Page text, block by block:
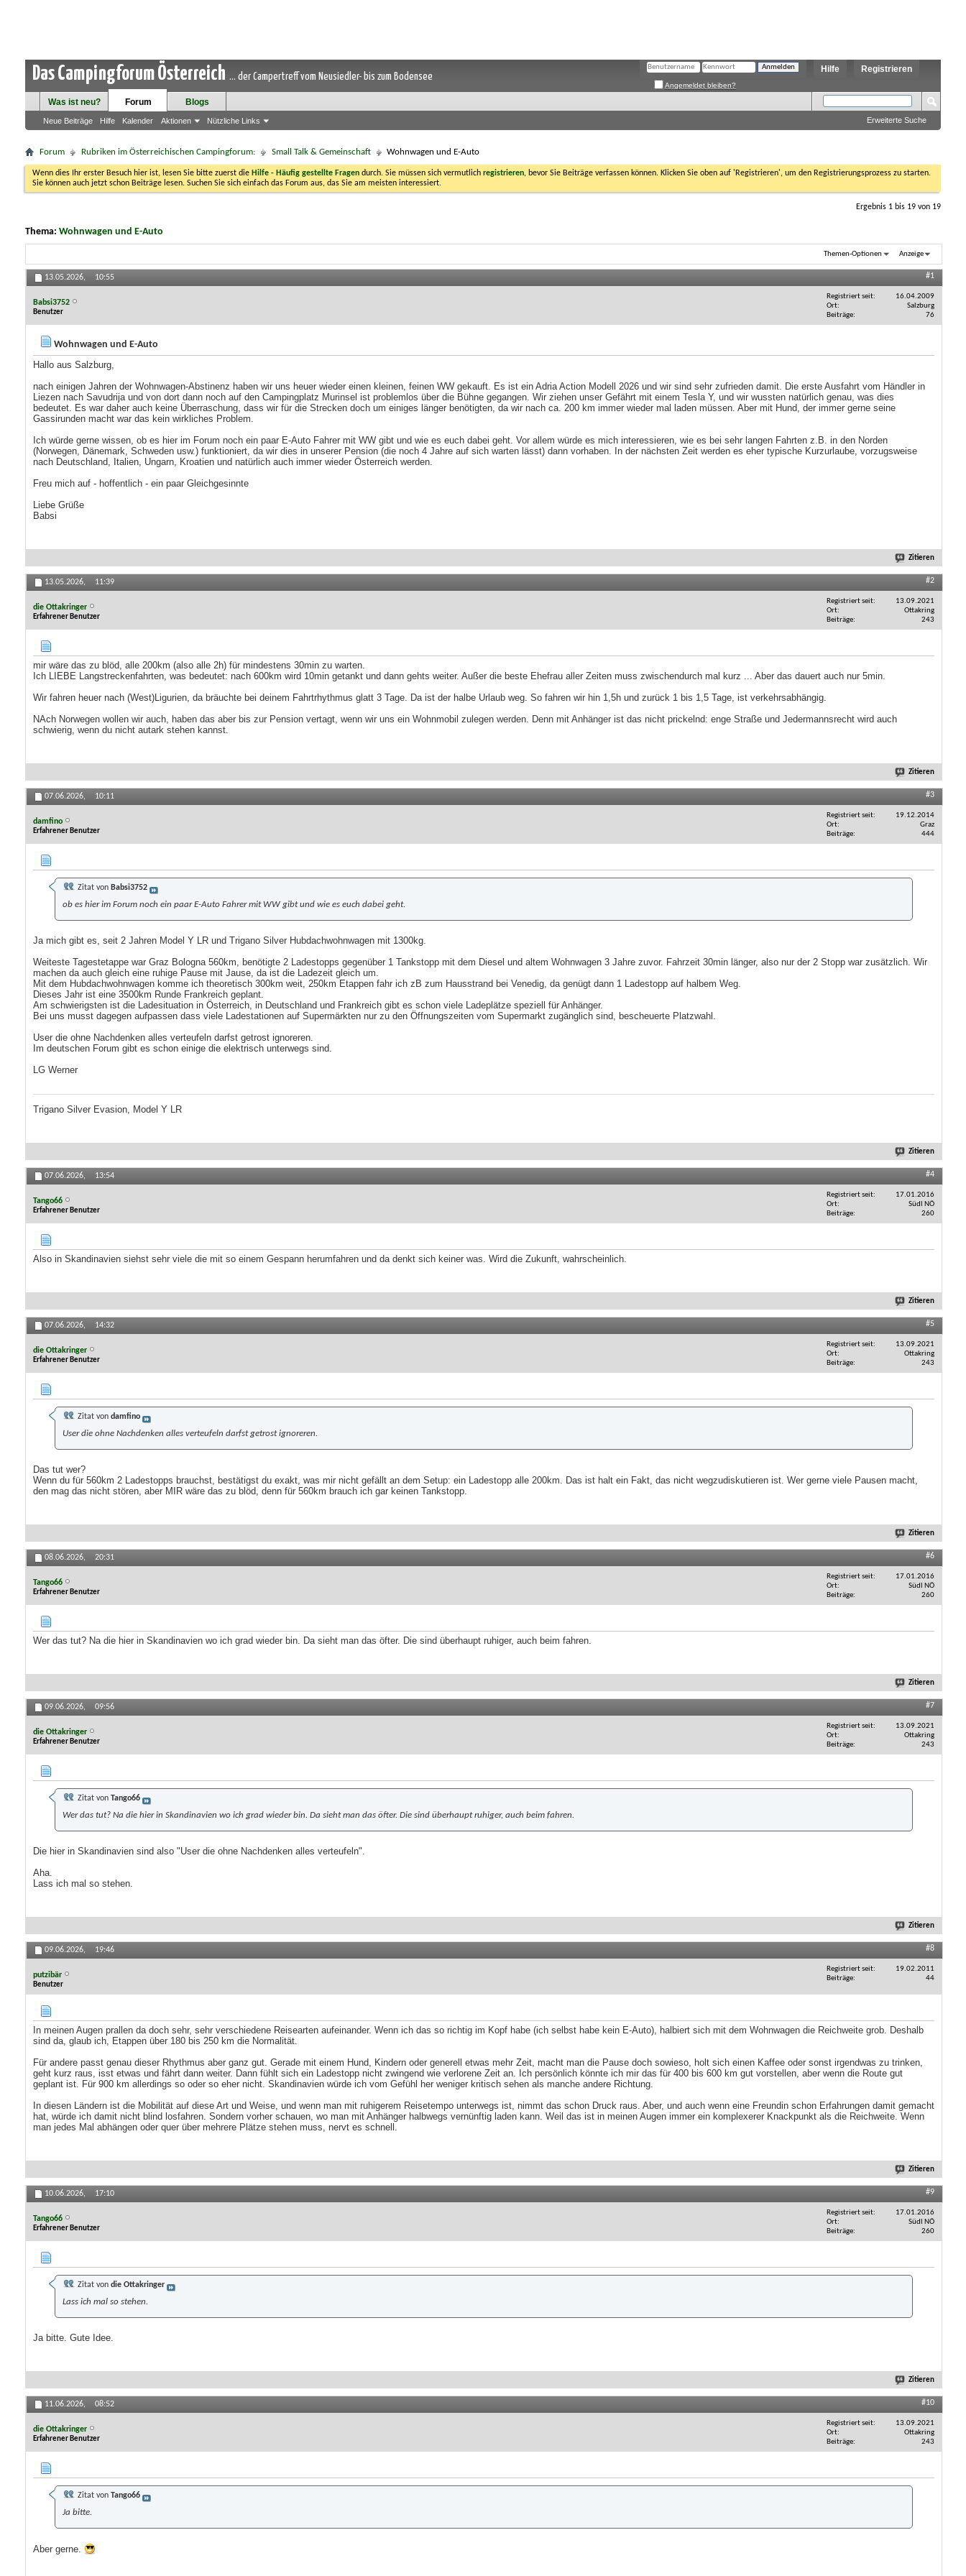
Das Campingforum Österreich ... der Campertreff vom Neusiedler- bis zum Bodensee
Registrieren
Hilfe
Angemeldet bleiben?
Was ist neu? Forum
Neue Beiträge Hilfe Kalender Aktionen Nützliche Links
Blogs
Erweiterte Suche
Forum Rubriken im Österreichischen Campingforum: Small Talk & Gemeinschaft Wohnwagen und E-Auto
Wenn dies Ihr erster Besuch hier ist, lesen Sie bitte zuerst die Hilfe - Häufig gestellte Fragen durch. Sie müssen sich vermutlich registrieren, bevor Sie Beiträge verfassen können. Klicken Sie oben auf 'Registrieren', um den Registrierungsprozess zu starten.
Sie können auch jetzt schon Beiträge lesen. Suchen Sie sich einfach das Forum aus, das Sie am meisten interessiert.
Ergebnis 1 bis 19 von 19
Thema: Wohnwagen und E-Auto
Themen-Optionen Anzeige
13.05.2026, 10:55 #1
Babsi3752
Benutzer
Registriert seit
16.04.2009
Ort
Salzburg
Beiträge
76
Wohnwagen und E-Auto
Hallo aus Salzburg,
nach einigen Jahren der Wohnwagen-Abstinenz haben wir uns heuer wieder einen kleinen, feinen WW gekauft. Es ist ein Adria Action Modell 2026 und wir sind sehr zufrieden damit. Die erste Ausfahrt vom Händler in
Liezen nach Savudrija und von dort dann noch auf den Campingplatz Murinsel ist problemlos über die Bühne gegangen. Wir ziehen unser Gefährt mit einem Tesla Y, und wir wussten natürlich genau, was dies
bedeutet. Es war daher auch keine Überraschung, dass wir für die Strecken doch um einiges länger benötigten, da wir nach ca. 200 km immer wieder mal laden müssen. Aber mit Hund, der immer gerne seine
Gassirunden macht war das kein wirkliches Problem.
Ich würde gerne wissen, ob es hier im Forum noch ein paar E-Auto Fahrer mit WW gibt und wie es euch dabei geht. Vor allem würde es mich interessieren, wie es bei sehr langen Fahrten z.B. in den Norden
(Norwegen, Dänemark, Schweden usw.) funktioniert, da wir dies in unserer Pension (die noch 4 Jahre auf sich warten lässt) dann vorhaben. In der nächsten Zeit werden es eher typische Kurzurlaube, vorzugsweise
nach Deutschland, Italien, Ungarn, Kroatien und natürlich auch immer wieder Österreich werden.
Freu mich auf - hoffentlich - ein paar Gleichgesinnte
Liebe Grüße
Babsi
Zitieren
13.05.2026, 11:39 #2
die Ottakringer
Erfahrener Benutzer
Registriert seit
13.09.2021
Ort
Ottakring
Beiträge
243
mir wäre das zu blöd, alle 200km (also alle 2h) für mindestens 30min zu warten.
Ich LIEBE Langstreckenfahrten, was bedeutet: nach 600km wird 10min getankt und dann gehts weiter. Außer die beste Ehefrau aller Zeiten muss zwischendurch mal kurz ... Aber das dauert auch nur 5min.
Wir fahren heuer nach (West)Ligurien, da bräuchte bei deinem Fahrtrhythmus glatt 3 Tage. Da ist der halbe Urlaub weg. So fahren wir hin 1,5h und zurück 1 bis 1,5 Tage, ist verkehrsabhängig.
NAch Norwegen wollen wir auch, haben das aber bis zur Pension vertagt, wenn wir uns ein Wohnmobil zulegen werden. Denn mit Anhänger ist das nicht prickelnd: enge Straße und Jedermannsrecht wird auch
schwierig, wenn du nicht autark stehen kannst.
Zitieren
07.06.2026, 10:11 #3
damfino
Erfahrener Benutzer
Registriert seit
19.12.2014
Ort
Graz
Beiträge
444
Zitat von Babsi3752
ob es hier im Forum noch ein paar E-Auto Fahrer mit WW gibt und wie es euch dabei geht.
Ja mich gibt es, seit 2 Jahren Model Y LR und Trigano Silver Hubdachwohnwagen mit 1300kg.
Weiteste Tagestetappe war Graz Bologna 560km, benötigte 2 Ladestopps gegenüber 1 Tankstopp mit dem Diesel und altem Wohnwagen 3 Jahre zuvor. Fahrzeit 30min länger, also nur der 2 Stopp war zusätzlich. Wir
machen da auch gleich eine ruhige Pause mit Jause, da ist die Ladezeit gleich um.
Mit dem Hubdachwohnwagen komme ich theoretisch 300km weit, 250km Etappen fahr ich zB zum Hausstrand bei Venedig, da genügt dann 1 Ladestopp auf halbem Weg.
Dieses Jahr ist eine 3500km Runde Frankreich geplant.
Am schwierigsten ist die Ladesituation in Österreich, in Deutschland und Frankreich gibt es schon viele Ladeplätze speziell für Anhänger.
Bei uns musst dagegen aufpassen dass viele Ladestationen auf Supermärkten nur zu den Öffnungszeiten vom Supermarkt zugänglich sind, bescheuerte Platzwahl.
User die ohne Nachdenken alles verteufeln darfst getrost ignoreren.
Im deutschen Forum gibt es schon einige die elektrisch unterwegs sind.
LG Werner
Trigano Silver Evasion, Model Y LR
Zitieren
07.06.2026, 13:54 #4
Tango66
Erfahrener Benutzer
Registriert seit
17.01.2016
Ort
Südl NÖ
Beiträge
260
Also in Skandinavien siehst sehr viele die mit so einem Gespann herumfahren und da denkt sich keiner was. Wird die Zukunft, wahrscheinlich.
Zitieren
07.06.2026, 14:32 #5
die Ottakringer
Erfahrener Benutzer
Registriert seit
13.09.2021
Ort
Ottakring
Beiträge
243
Zitat von damfino
User die ohne Nachdenken alles verteufeln darfst getrost ignoreren.
Das tut wer?
Wenn du für 560km 2 Ladestopps brauchst, bestätigst du exakt, was mir nicht gefällt an dem Setup: ein Ladestopp alle 200km. Das ist halt ein Fakt, das nicht wegzudiskutieren ist. Wer gerne viele Pausen macht,
den mag das nicht stören, aber MIR wäre das zu blöd, denn für 560km brauch ich gar keinen Tankstopp.
Zitieren
08.06.2026, 20:31 #6
Tango66
Erfahrener Benutzer
Registriert seit
17.01.2016
Ort
Südl NÖ
Beiträge
260
Wer das tut? Na die hier in Skandinavien wo ich grad wieder bin. Da sieht man das öfter. Die sind überhaupt ruhiger, auch beim fahren.
Zitieren
09.06.2026, 09:56 #7
die Ottakringer
Erfahrener Benutzer
Registriert seit
13.09.2021
Ort
Ottakring
Beiträge
243
Zitat von Tango66
Wer das tut? Na die hier in Skandinavien wo ich grad wieder bin. Da sieht man das öfter. Die sind überhaupt ruhiger, auch beim fahren.
Die hier in Skandinavien sind also "User die ohne Nachdenken alles verteufeln".
Aha.
Lass ich mal so stehen.
Zitieren
09.06.2026, 19:46 #8
putzibär
Benutzer
Registriert seit
19.02.2011
Beiträge
44
In meinen Augen prallen da doch sehr, sehr verschiedene Reisearten aufeinander. Wenn ich das so richtig im Kopf habe (ich selbst habe kein E-Auto), halbiert sich mit dem Wohnwagen die Reichweite grob. Deshalb
sind da, glaub ich, Etappen über 180 bis 250 km die Normalität.
Für andere passt genau dieser Rhythmus aber ganz gut. Gerade mit einem Hund, Kindern oder generell etwas mehr Zeit, macht man die Pause doch sowieso, holt sich einen Kaffee oder sonst irgendwas zu trinken,
geht kurz raus, isst etwas und fährt dann weiter. Dann fühlt sich ein Ladestopp nicht zwingend wie verlorene Zeit an. Ich persönlich könnte ich mir das für 400 bis 600 km gut vorstellen, aber wenn die Route gut
geplant ist. Für 900 km allerdings so oder so eher nicht. Skandinavien würde ich vom Gefühl her weniger kritisch sehen als manche andere Richtung.
In diesen Ländern ist die Mobilität auf diese Art und Weise, und wenn man mit ruhigerem Reisetempo unterwegs ist, nimmt das schon Druck raus. Aber, und auch wenn eine Freundin schon Erfahrungen damit gemacht
hat, würde ich damit nicht blind losfahren. Sondern vorher schauen, wo man mit Anhänger halbwegs vernünftig laden kann. Weil das ist in meinen Augen immer ein komplexerer Knackpunkt als die Reichweite. Wenn
man jedes Mal abhängen oder quer über mehrere Plätze stehen muss, nervt es schnell.
Zitieren
10.06.2026, 17:10 #9
Tango66
Erfahrener Benutzer
Registriert seit
17.01.2016
Ort
Südl NÖ
Beiträge
260
Zitat von die Ottakringer
Lass ich mal so stehen.
Ja bitte. Gute Idee.
Zitieren
11.06.2026, 08:52 #10
die Ottakringer
Erfahrener Benutzer
Registriert seit
13.09.2021
Ort
Ottakring
Beiträge
243
Zitat von Tango66
Ja bitte.
Aber gerne.